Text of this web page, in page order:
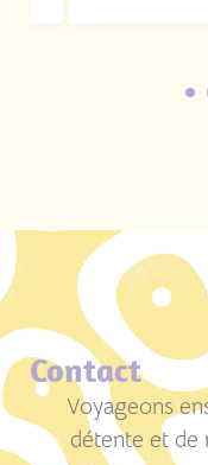
Contact
Voyageons
détente et de